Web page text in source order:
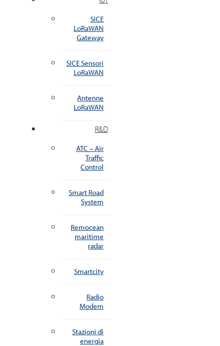
SICE
LoRaWAN
Gateway
SICE Sensori
LoRaWAN
Antenne
LoRaWAN
R&D
ATC – Air
Traffic
Control
Smart Road
System
Remocean
maritime
radar
Smartcity
Radio
Modem
Stazioni di
energia